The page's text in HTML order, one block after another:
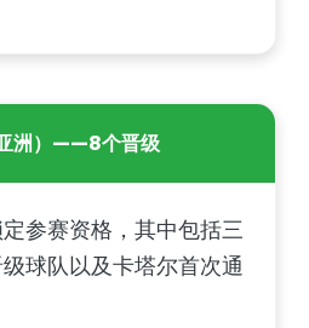
洲）——8个晋级
参赛资格，其中包括三
球队以及卡塔尔首次通